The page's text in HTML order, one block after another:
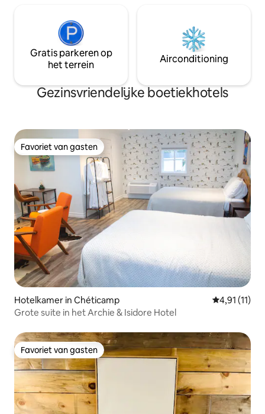
Gratis parkeren op
het terrein
Airconditioning
Gezinsvriendelijke boetiekhotels
Favoriet van gasten
Favoriet van gasten
Hotelkamer in Chéticamp Gemiddelde
4,91 (11)
Grote suite in het Archie & Isidore Hotel
Favoriet van gasten
Favoriet van gasten